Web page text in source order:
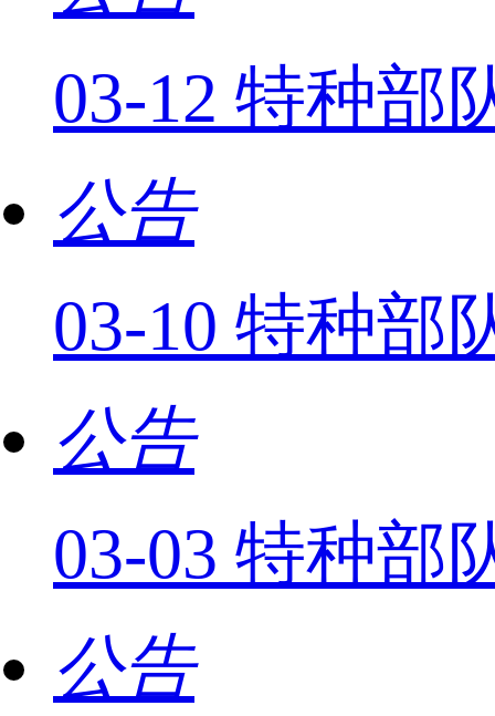
03-12 特种部
公告
03-10 特种部
公告
03-03 特种部
公告